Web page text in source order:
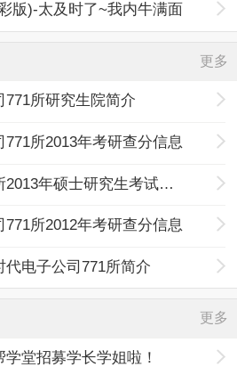
版)-太及时了~我内牛满面
更多
所研究生院简介
所2013年考研查分信息
西安微电子技术研究所2013年硕士研究生考试报名须知
所2012年考研查分信息
电子公司771所简介
更多
学堂招募学长学姐啦！